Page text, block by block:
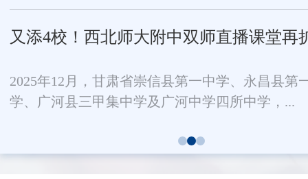
又添4校！西北师大附中双师直播课堂再
2025年12月，甘肃省崇信县第一中学、永昌县第
学、广河县三甲集中学及广河中学四所中学，...